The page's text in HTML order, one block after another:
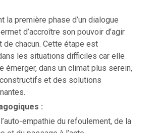
la première phase d’un dialogue
d’accroître son pouvoir d’agir
de chacun. Cette étape est
les situations difficiles car elle
émerger, dans un climat plus serein,
et des solutions
:
empathie du refoulement, de la